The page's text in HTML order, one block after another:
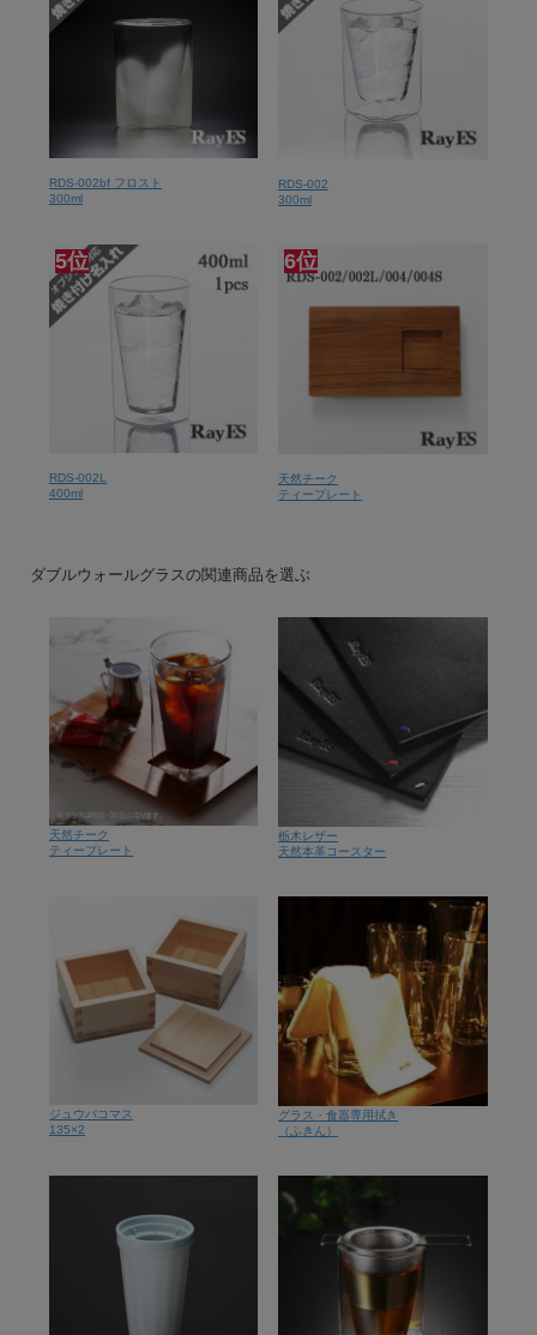
RDS-002bf フロスト
300ml
RDS-002
300ml
5位
RDS-002L
400ml
6位
天然チーク
ティープレート
ダブルウォールグラスの関連商品を選ぶ
天然チーク
ティープレート
栃木レザー
天然本革コースター
ジュウバコマス
135×2
グラス・食器専用拭き
（ふきん）